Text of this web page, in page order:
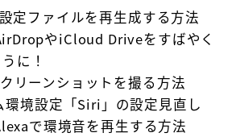
定ファイルを再生成する方法
やiCloud Driveをすばやく
に！
リーンショットを撮る方法
環境設定「Siri」の設定見直し
で環境音を再生する方法